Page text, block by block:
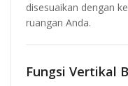
disesuaikan dengan
ruangan Anda.
Fungsi Vertikal